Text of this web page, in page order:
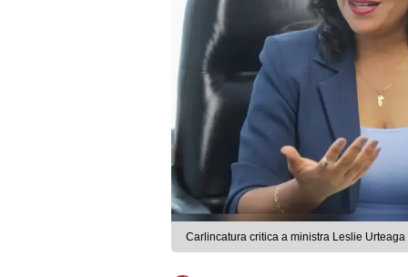
Carlincatura critica a ministra Leslie